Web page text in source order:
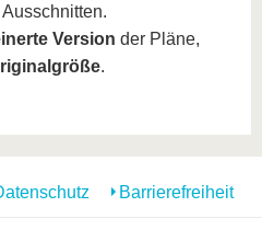
Version der Pläne,
.
Barrierefreiheit